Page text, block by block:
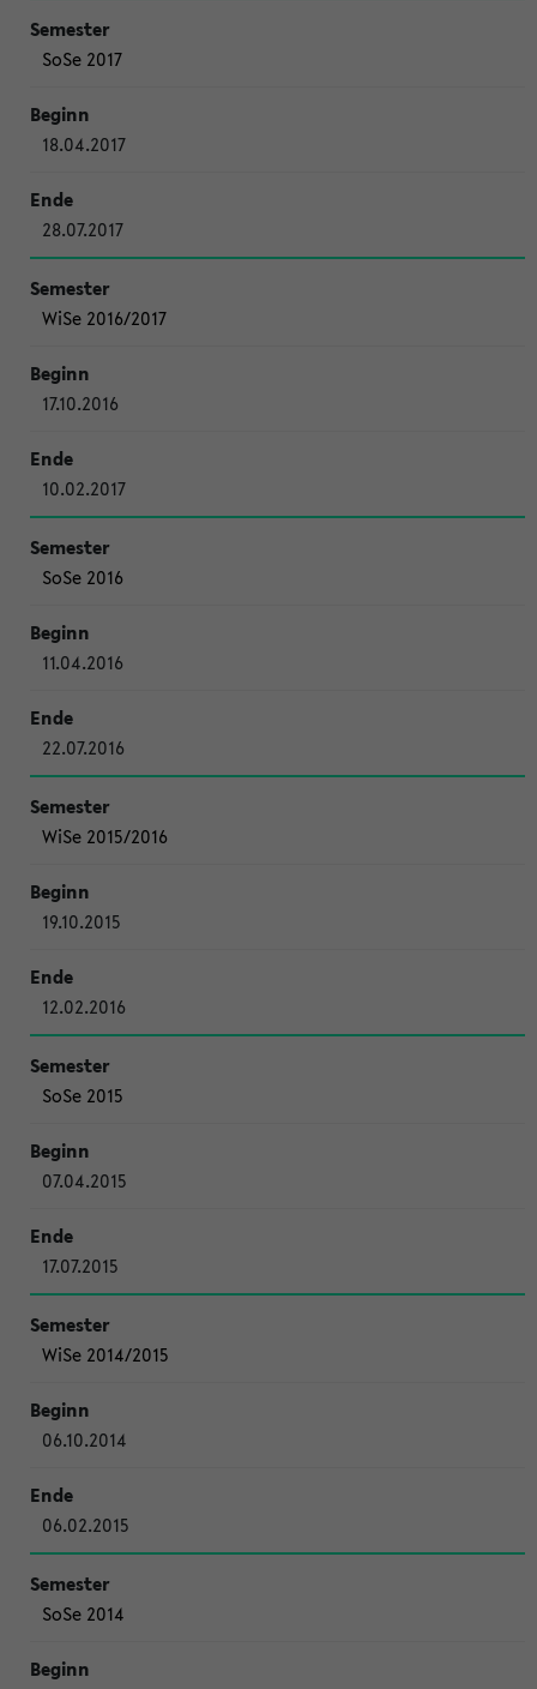
SoSe 2017
18.04.2017
28.07.2017
WiSe 2016/2017
17.10.2016
10.02.2017
SoSe 2016
11.04.2016
22.07.2016
WiSe 2015/2016
19.10.2015
12.02.2016
SoSe 2015
07.04.2015
17.07.2015
WiSe 2014/2015
06.10.2014
06.02.2015
SoSe 2014